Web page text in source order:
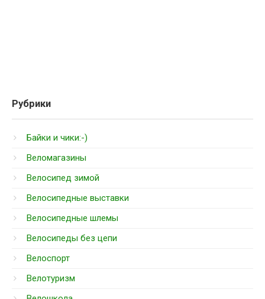
Рубрики
Байки и чики:-)
Веломагазины
Велосипед зимой
Велосипедные выставки
Велосипедные шлемы
Велосипеды без цепи
Велоспорт
Велотуризм